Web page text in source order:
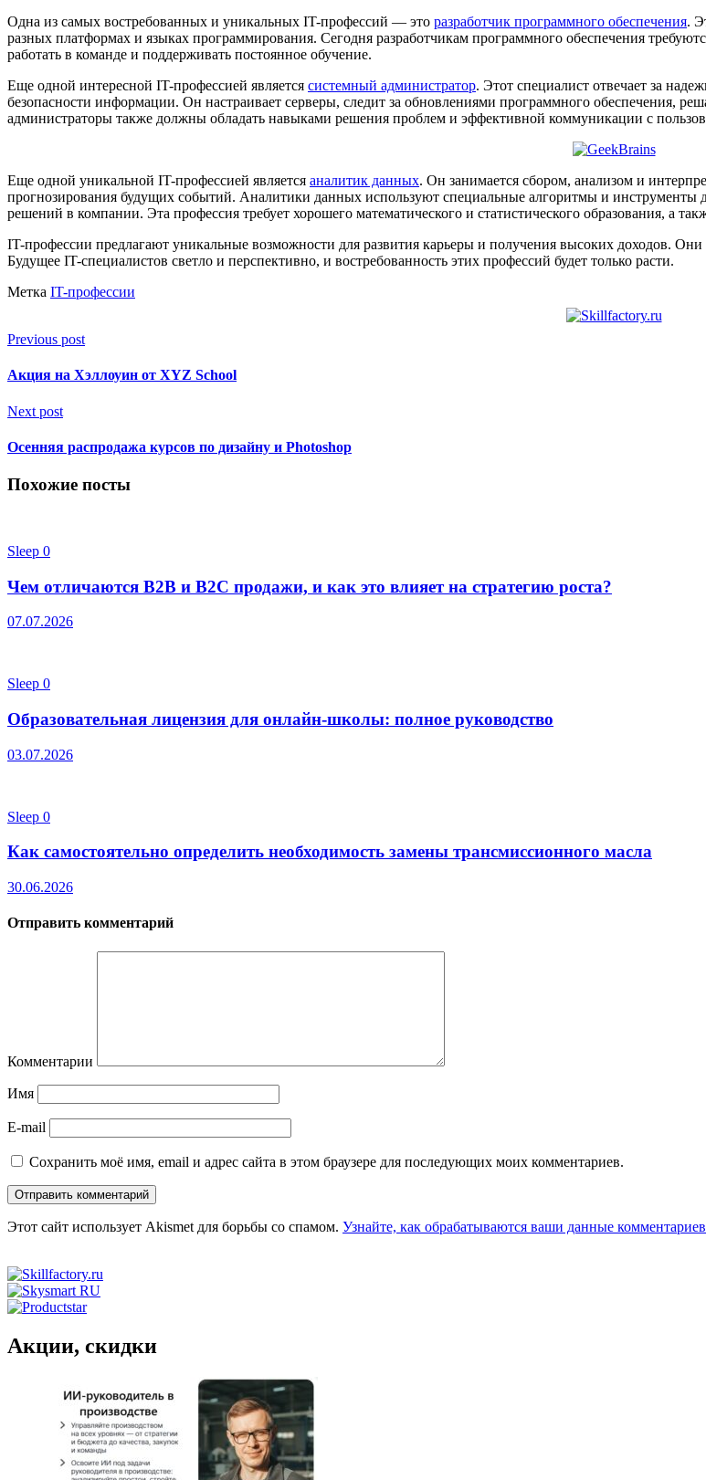
Одна из самых востребованных и уникальных IT-профессий — это разработчик программного обеспечения.
разных платформах и языках программирования. Сегодня разработчикам программного обеспечения
работать в команде и поддерживать постоянное обучение.
Еще одной интересной IT-профессией является системный администратор. Этот специалист отвечает за
безопасности информации. Он настраивает серверы, следит за обновлениями программного обеспечения,
администраторы также должны обладать навыками решения проблем и эффективной коммуникации с
Еще одной уникальной IT-профессией является аналитик данных. Он занимается сбором, анализом и
прогнозирования будущих событий. Аналитики данных используют специальные алгоритмы и инструменты
решений в компании. Эта профессия требует хорошего математического и статистического образования, а
IT-профессии предлагают уникальные возможности для развития карьеры и получения высоких доходов.
Будущее IT-специалистов светло и перспективно, и востребованность этих профессий будет только расти.
Метка IT-профессии
Previous post
Акция на Хэллоуин от XYZ School
Next post
Осенняя распродажа курсов по дизайну и Photoshop
Похожие посты
Sleep 0
Чем отличаются B2B и B2C продажи, и как это влияет на стратегию роста?
07.07.2026
Sleep 0
Образовательная лицензия для онлайн-школы: полное руководство
03.07.2026
Sleep 0
Как самостоятельно определить необходимость замены трансмиссионного масла
30.06.2026
Отправить комментарий
Комментарии
Имя
E-mail
Сохранить моё имя, email и адрес сайта в этом браузере для последующих моих комментариев.
Этот сайт использует Akismet для борьбы со спамом. Узнайте, как обрабатываются ваши данные комментариев
Акции, скидки